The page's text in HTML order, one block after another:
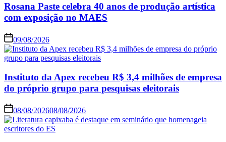
Rosana Paste celebra 40 anos de produção artística
com exposição no MAES
09/08/2026
Instituto da Apex recebeu R$ 3,4 milhões de empresa
do próprio grupo para pesquisas eleitorais
08/08/202608/08/2026